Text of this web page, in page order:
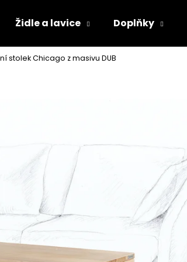
Židle a lavice Doplňky
stolek Chicago z masivu DUB
Co potřebujete najít?
Doporučujeme